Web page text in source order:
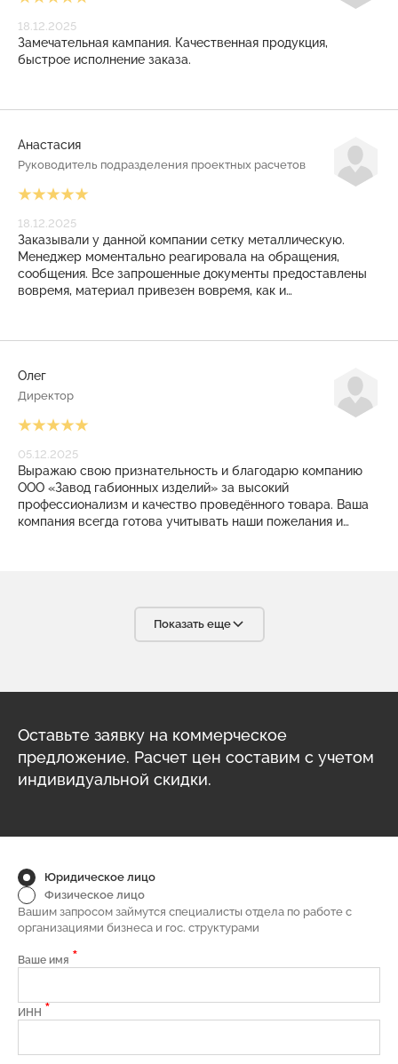
18.12.2025
Замечательная кампания. Качественная продукция,
быстрое исполнение заказа.
Анастасия
Руководитель подразделения проектных расчетов
18.12.2025
Заказывали у данной компании сетку металлическую.
Менеджер моментально реагировала на обращения,
сообщения. Все запрошенные документы предоставлены
вовремя, материал привезен вовремя, как и
также выставлены своевременно. Приятное, плодотворное
Олег
Директор
05.12.2025
Выражаю свою признательность и благодарю компанию
ООО «Завод габионных изделий» за высокий
профессионализм и качество проведённого товара. Ваша
компания всегда готова учитывать наши пожелания и
высококвалифицированного партнёра, что очень важно в
условиях современного бизнеса. С радостью будем
рекомендовать вашу компанию своим партнёрам.
Показать еще
Оставьте заявку на коммерческое
предложение. Расчет цен составим с учетом
индивидуальной скидки.
Юридическое лицо
Физическое лицо
Вашим запросом займутся специалисты отдела по работе с
организациями бизнеса и гос. структурами
Ваше имя *
ИНН *